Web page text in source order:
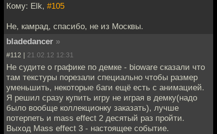
Кому: Elk, #105
Не, камрад, спасибо, не из Москвы.
bladedancer »
#112 | 21.02.12 12:31
Не судите о графике по демке - bioware сказали что
там текстуры порезали специально чтобы размер
уменьшить, некоторые баги ещё есть с анимацией.
Я решил сразу купить игру не играя в демку(надо
было вообще коллекционку заказать), лучше
потерпеть и mass effect 2 десятый раз пройти.
Выход Mass effect 3 - настоящее событие.